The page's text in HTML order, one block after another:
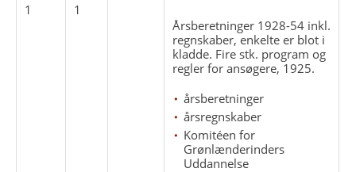
1
1
Årsberetninger 1928-54 inkl.
regnskaber, enkelte er blot i
kladde. Fire stk. program og
regler for ansøgere, 1925.
årsberetninger
årsregnskaber
Komitéen for
Grønlænderinders
Uddannelse